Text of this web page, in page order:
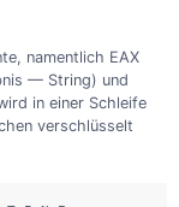
namentlich EAX
— String) und
in einer Schleife
verschlüsselt